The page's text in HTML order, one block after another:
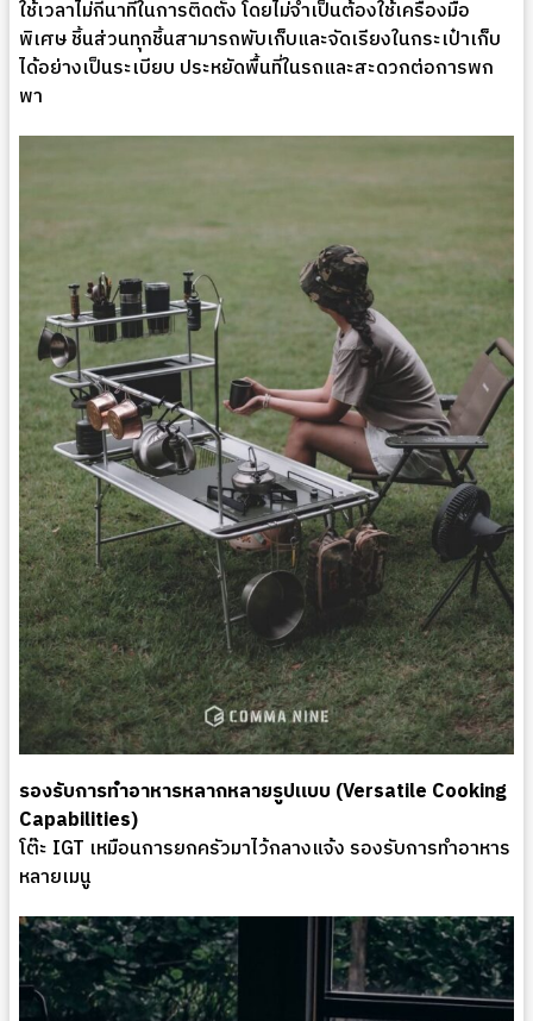
ใช้เวลาไม่กี่นาทีในการติดตั้ง โดยไม่จำเป็นต้องใช้เครื่องมือ
พิเศษ ชิ้นส่วนทุกชิ้นสามารถพับเก็บและจัดเรียงในกระเป๋าเก็บ
ได้อย่างเป็นระเบียบ ประหยัดพื้นที่ในรถและสะดวกต่อการพก
พา
รองรับการทำอาหารหลากหลายรูปแบบ (Versatile Cooking
Capabilities)
โต๊ะ IGT เหมือนการยกครัวมาไว้กลางแจ้ง รองรับการทำอาหาร
หลายเมนู